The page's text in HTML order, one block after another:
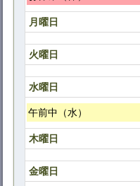
月
22nd
2026
曜
日,
8
月
23rd
2026
月曜日
火曜日
水曜日
水
曜
日,
8
月
午前中（水）
木曜日
金曜日